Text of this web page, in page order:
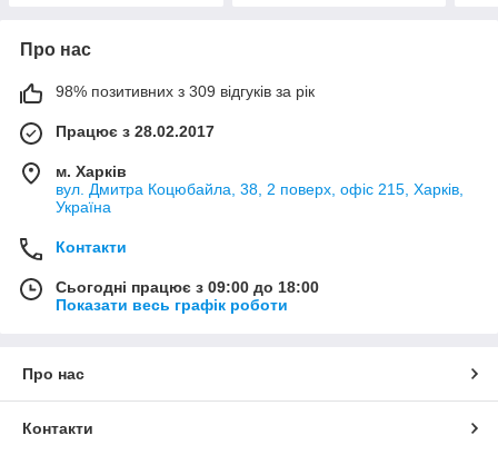
Про нас
98% позитивних з 309 відгуків за рік
Працює з 28.02.2017
м. Харків
вул. Дмитра Коцюбайла, 38, 2 поверх, офіс 215, Харків,
Україна
Контакти
Сьогодні працює з 09:00 до 18:00
Показати весь графік роботи
Про нас
Контакти